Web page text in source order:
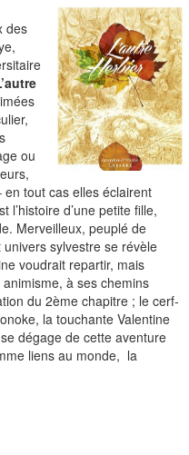
des
ou
en tout cas elles éclairent
l’histoire d’une petite fille,
Merveilleux, peuplé de
univers sylvestre se révèle
voudrait repartir, mais
à ses chemins
du 2ème chapitre ; le cerf-
la touchante Valentine
dégage de cette aventure
liens au monde, la